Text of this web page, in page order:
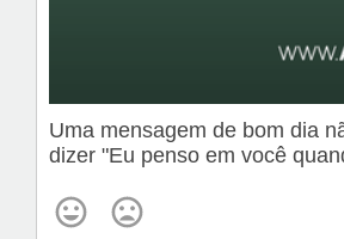
Uma mensagem de bom dia
dizer "Eu penso em você